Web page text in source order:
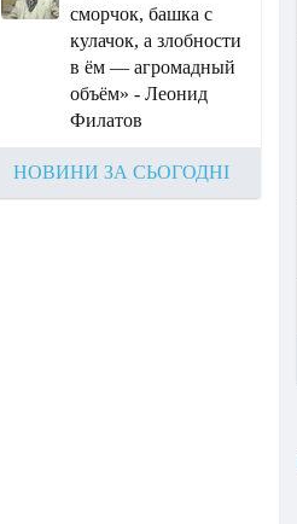
сморчок, башка с
кулачок, а злобности
в ём — агромадный
объём» - Леонид
Филатов
НОВИНИ ЗА СЬОГОДНІ